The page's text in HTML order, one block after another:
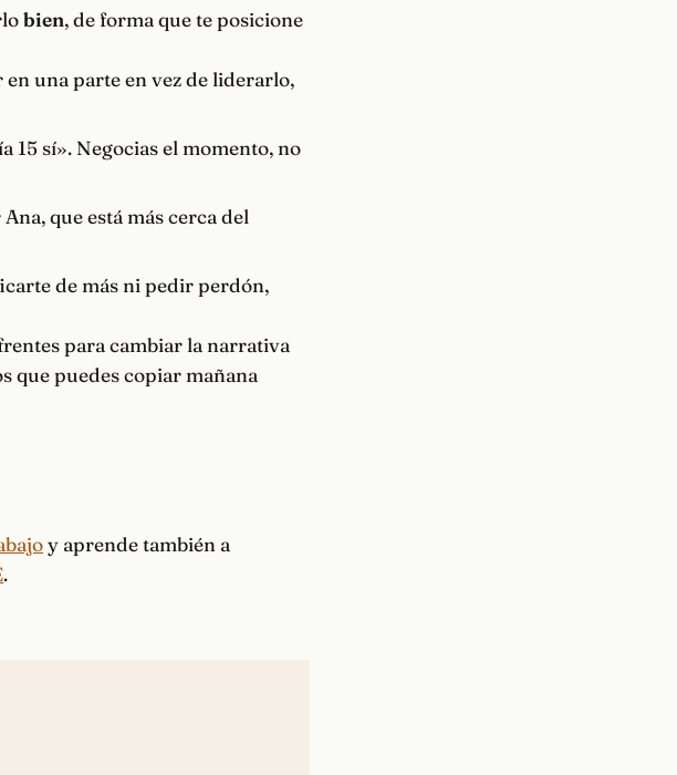
bien, de forma que te posicione
una parte en vez de liderarlo,
15 sí». Negocias el momento, no
que está más cerca del
de más ni pedir perdón,
para cambiar la narrativa
que puedes copiar mañana
y aprende también a
.